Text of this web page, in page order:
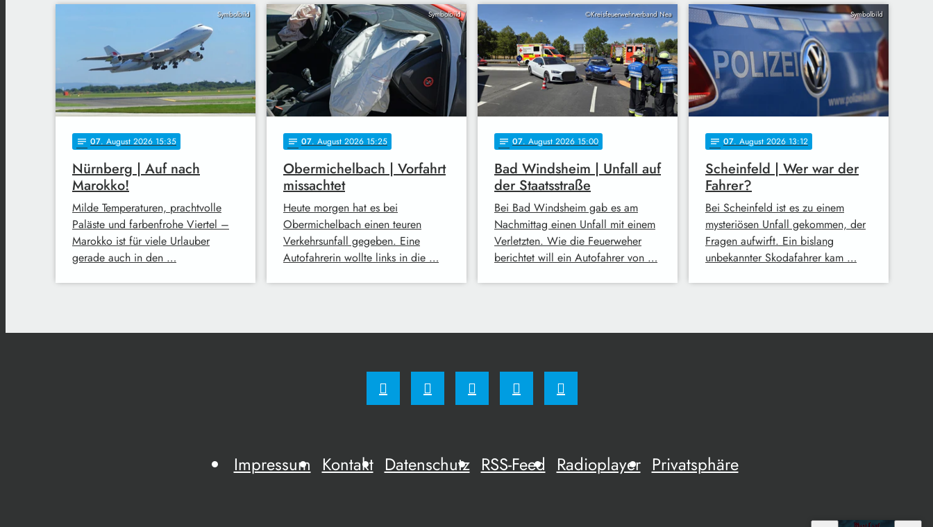
Symbolbild
notes 07. August 2026 15:35
Nürnberg | Auf nach
Marokko!
Milde Temperaturen, prachtvolle
Paläste und farbenfrohe Viertel –
Marokko ist für viele Urlauber
gerade auch in den …
Symbolbild
notes 07. August 2026 15:25
Obermichelbach | Vorfahrt
missachtet
Heute morgen hat es bei
Obermichelbach einen teuren
Verkehrsunfall gegeben. Eine
Autofahrerin wollte links in die …
©Kreisfeuerwehrverband Nea
notes 07. August 2026 15:00
Bad Windsheim | Unfall auf
der Staatsstraße
Bei Bad Windsheim gab es am
Nachmittag einen Unfall mit einem
Verletzten. Wie die Feuerweher
berichtet will ein Autofahrer von …
Symbolbild
notes 07. August 2026 13:12
Scheinfeld | Wer war der
Fahrer?
Bei Scheinfeld ist es zu einem
mysteriösen Unfall gekommen, der
Fragen aufwirft. Ein bislang
unbekannter Skodafahrer kam …
Impressum Kontakt Datenschutz RSS-Feed Radioplayer Privatsphäre